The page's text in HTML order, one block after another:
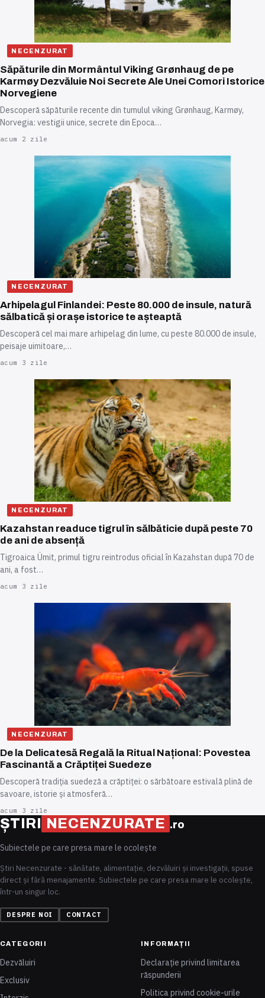
NECENZURAT
Săpăturile din Mormântul Viking Grønhaug de pe
Karmøy Dezvăluie Noi Secrete Ale Unei Comori Istorice
Norvegiene
Descoperă săpăturile recente din tumulul viking Grønhaug, Karmøy,
Norvegia: vestigii unice, secrete din Epoca…
acum 2 zile
NECENZURAT
Arhipelagul Finlandei: Peste 80.000 de insule, natură
sălbatică și orașe istorice te așteaptă
Descoperă cel mai mare arhipelag din lume, cu peste 80.000 de insule,
peisaje uimitoare,…
acum 3 zile
NECENZURAT
Kazahstan readuce tigrul în sălbăticie după peste 70
de ani de absență
Tigroaica Ümit, primul tigru reintrodus oficial în Kazahstan după 70 de
ani, a fost…
acum 3 zile
NECENZURAT
De la Delicatesă Regală la Ritual Național: Povestea
Fascinantă a Crăptiței Suedeze
Descoperă tradiția suedeză a crăptiței: o sărbătoare estivală plină de
savoare, istorie și atmosferă…
acum 3 zile
ȘTIRI NECENZURATE .ro
Subiectele pe care presa mare le ocolește
Știri Necenzurate - sănătate, alimentație, dezvăluiri și investigații, spuse
direct și fără menajamente. Subiectele pe care presa mare le ocolește,
într-un singur loc.
DESPRE NOI CONTACT
CATEGORII
Dezvăluiri
Exclusiv
INFORMAȚII
Declarație privind limitarea
răspunderii
Politica privind cookie-urile